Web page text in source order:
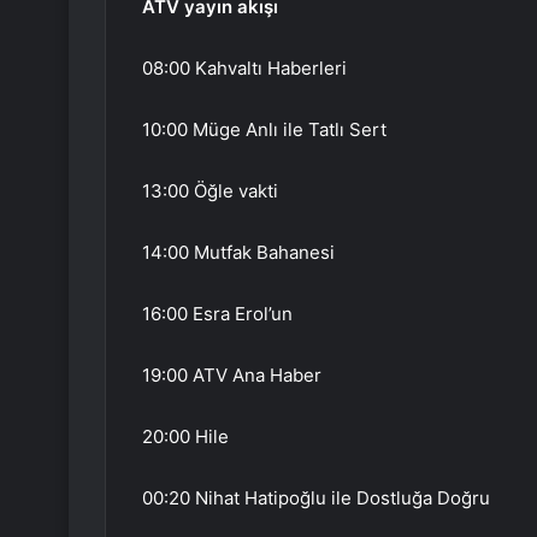
ATV yayın akışı
08:00 Kahvaltı Haberleri
10:00 Müge Anlı ile Tatlı Sert
13:00 Öğle vakti
14:00 Mutfak Bahanesi
16:00 Esra Erol’un
19:00 ATV Ana Haber
20:00 Hile
00:20 Nihat Hatipoğlu ile Dostluğa Doğru